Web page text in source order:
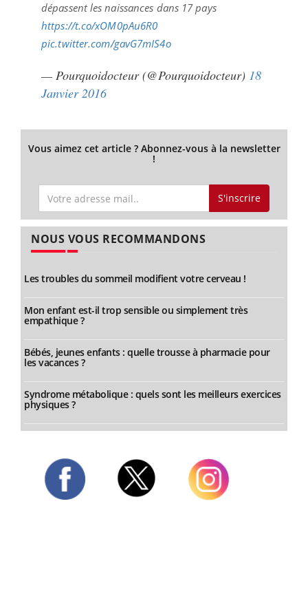
dépassent les naissances dans 17 pays
https://t.co/xOM0pAu6R0
pic.twitter.com/gavG7mIS4o
— Pourquoidocteur (@Pourquoidocteur) 18
Janvier 2016
Vous aimez cet article ? Abonnez-vous à la newsletter
!
S'inscrire
NOUS VOUS RECOMMANDONS
Les troubles du sommeil modifient votre cerveau !
Mon enfant est-il trop sensible ou simplement très
empathique ?
Bébés, jeunes enfants : quelle trousse à pharmacie pour
les vacances ?
Syndrome métabolique : quels sont les meilleurs exercices
physiques ?